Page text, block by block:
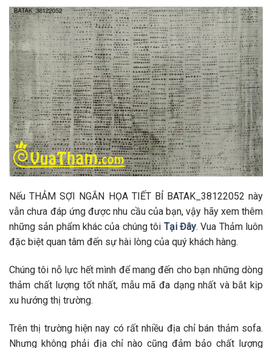
Nếu THẢM SỢI NGẮN HỌA TIẾT BỈ BATAK_38122052 này
vẫn chưa đáp ứng được nhu cầu của bạn, vậy hãy xem thêm
những sản phẩm khác của chúng tôi Tại Đây. Vua Thảm luôn
đặc biệt quan tâm đến sự hài lòng của quý khách hàng.
Chúng tôi nỗ lực hết mình để mang đến cho bạn những dòng
thảm chất lượng tốt nhất, mẫu mã đa dạng nhất và bắt kịp
xu hướng thị trường.
Trên thị trường hiện nay có rất nhiều địa chỉ bán thảm sofa.
Nhưng không phải địa chỉ nào cũng đảm bảo chất lượng